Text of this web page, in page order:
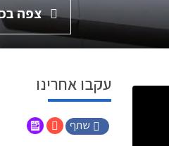
צפה
עקבו אחרינו
שתף